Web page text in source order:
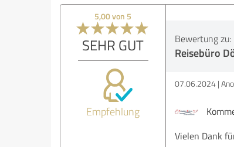
5,00 von 5
SEHR GUT
Empfehlung
Bewertung zu:
Reisebüro
07.06.2024
Vielen Dank